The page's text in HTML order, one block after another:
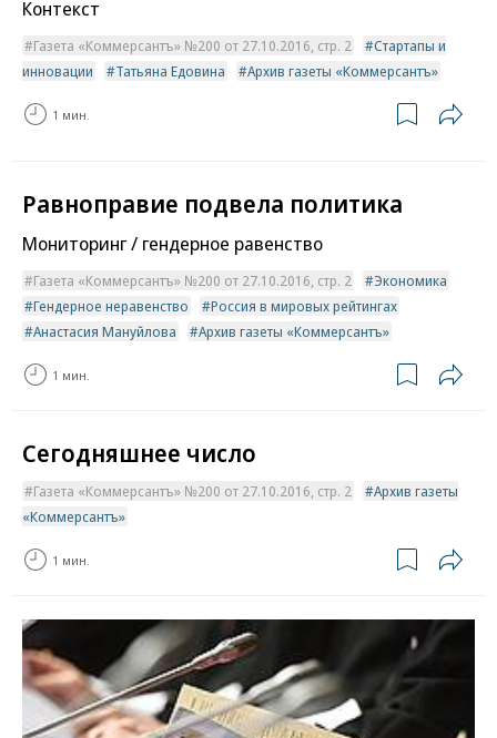
Контекст
Газета «Коммерсантъ» №200 от 27.10.2016, стр. 2
Стартапы и
инновации
Татьяна Едовина Архив газеты «Коммерсантъ»
1 мин.
Равноправие подвела политика
Мониторинг / гендерное равенство
Газета «Коммерсантъ» №200 от 27.10.2016, стр. 2
Экономика
Гендерное неравенство
Россия в мировых рейтингах
Анастасия Мануйлова
Архив газеты «Коммерсантъ»
1 мин.
Сегодняшнее число
Газета «Коммерсантъ» №200 от 27.10.2016, стр. 2
Архив газеты
«Коммерсантъ»
1 мин.